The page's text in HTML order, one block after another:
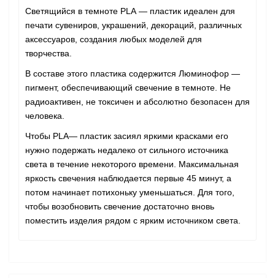
Светящийся в темноте PLA — пластик идеален для
печати сувениров, украшений, декораций, различных
аксессуаров, создания любых моделей для
творчества.
В составе этого пластика содержится Люминофор —
пигмент, обеспечивающий свечение в темноте. Не
радиоактивен, не токсичен и абсолютно безопасен для
человека.
Чтобы PLA— пластик засиял яркими красками его
нужно подержать недалеко от сильного источника
света в течение некоторого времени. Максимальная
яркость свечения наблюдается первые 45 минут, а
потом начинает потихоньку уменьшаться. Для того,
чтобы возобновить свечение достаточно вновь
поместить изделия рядом с ярким источником света.